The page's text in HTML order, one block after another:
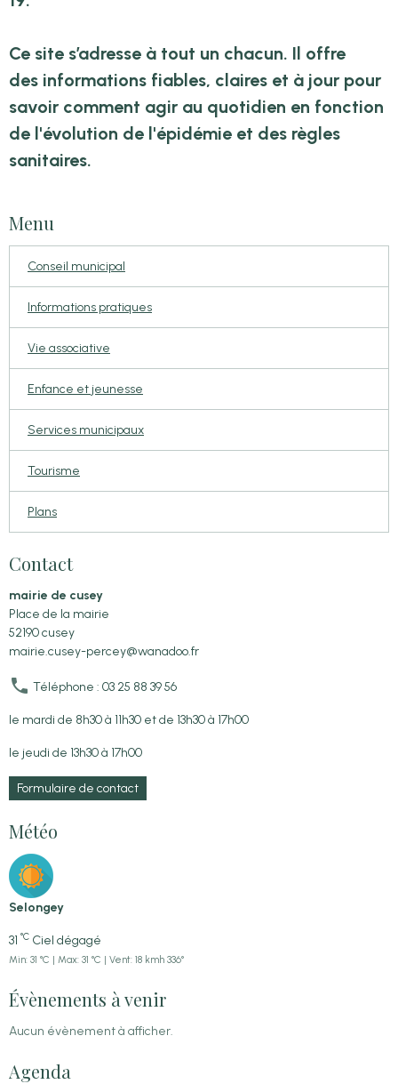
Ce site s’adresse à tout un chacun. Il offre
des informations fiables, claires et à jour pour
savoir comment agir au quotidien en fonction
de l'évolution de l'épidémie et des règles
sanitaires.
Menu
Conseil municipal
Informations pratiques
Vie associative
Enfance et jeunesse
Services municipaux
Tourisme
Plans
Contact
mairie de cusey
Place de la mairie
52190 cusey
mairie.cusey-percey@wanadoo.fr
Téléphone : 03 25 88 39 56
le mardi de 8h30 à 11h30 et de 13h30 à 17h00
le jeudi de 13h30 à 17h00
Formulaire de contact
Météo
Selongey
31 °C Ciel dégagé
Min: 31 °C | Max: 31 °C | Vent: 18 kmh 336°
Évènements à venir
Aucun évènement à afficher.
Agenda